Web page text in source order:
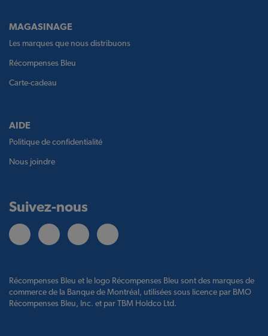
MAGASINAGE
Les marques que nous distribuons
Récompenses Bleu
Carte-cadeau
AIDE
Politique de confidentialité
Nous joindre
Suivez-nous
Récompenses Bleu et le logo Récompenses Bleu sont des marques de
commerce de la Banque de Montréal, utilisées sous licence par BMO
Récompenses Bleu, Inc. et par TBM Holdco Ltd.